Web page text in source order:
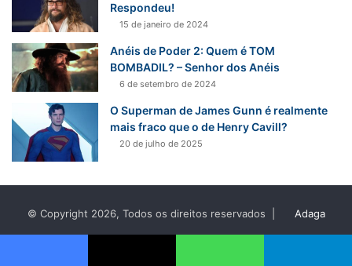
Respondeu!
15 de janeiro de 2024
Anéis de Poder 2: Quem é TOM
BOMBADIL? – Senhor dos Anéis
6 de setembro de 2024
O Superman de James Gunn é realmente
mais fraco que o de Henry Cavill?
20 de julho de 2025
© Copyright 2026, Todos os direitos reservados |
Adaga
Digital